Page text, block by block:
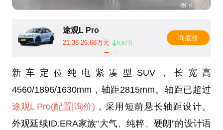
途观L Pro
21.38-26.68万元 5.67万
询底价
新车定位纯电紧凑型SUV，长宽高
4560/1896/1630mm，轴距2815mm。轴距已超过
途观L Pro(配置 |询价) ，采用短前悬长轴距设计。
外观延续ID.ERA家族“大气、纯粹、硬朗”的设计语